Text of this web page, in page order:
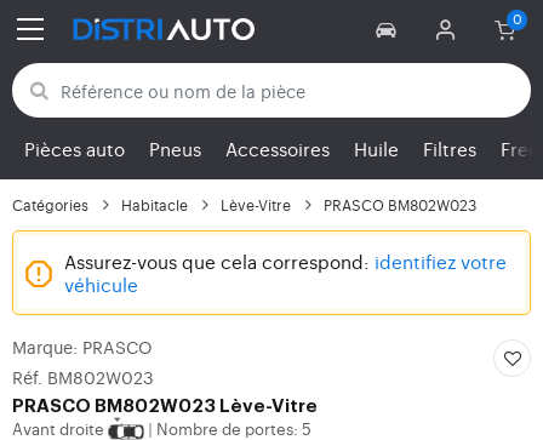
Retour aux catégories
Pièces auto Pneus Accessoires Huile Filtres
Catégories Habitacle Lève-Vitre PRASCO BM802W023
Assurez-vous que cela correspond: identifiez votre
véhicule
Marque: PRASCO
Réf. BM802W023
PRASCO BM802W023 Lève-Vitre
Avant droite Nombre de portes: 5